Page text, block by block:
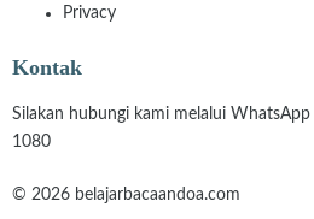
Privacy
Kontak
Silakan hubungi kami melalui
1080
© 2026 belajarbacaandoa.com